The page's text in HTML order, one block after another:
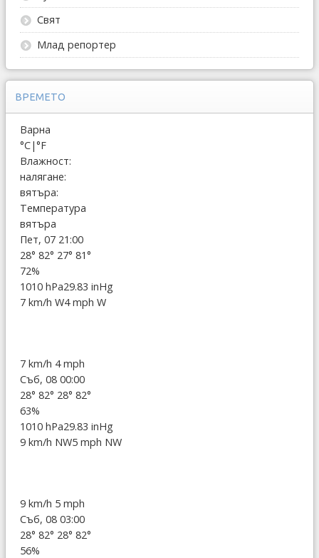
Свят
Млад репортер
ВРЕМЕТО
Варна
°C|°F
Влажност:
налягане:
вятъра:
Температура
вятъра
Пет, 07 21:00
28° 82° 27° 81°
72%
1010 hPa29.83 inHg
7 km/h W4 mph W
7 km/h 4 mph
Съб, 08 00:00
28° 82° 28° 82°
63%
1010 hPa29.83 inHg
9 km/h NW5 mph NW
9 km/h 5 mph
Съб, 08 03:00
28° 82° 28° 82°
56%